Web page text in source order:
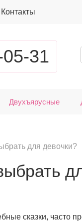
Контакты
31
Двухъярусные
для девочки?
сказки, часто